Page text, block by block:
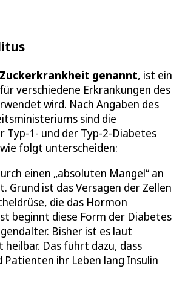
genannt, ist ein
verschiedene Erkrankungen des
wird. Nach Angaben des
sind die
Typ-1- und der Typ-2-Diabetes
folgt unterscheiden:
einen „absoluten Mangel“ an
Grund ist das Versagen der Zellen
die das Hormon
beginnt diese Form der Diabetes
Bisher ist es laut
Das führt dazu, dass
Patienten ihr Leben lang Insulin